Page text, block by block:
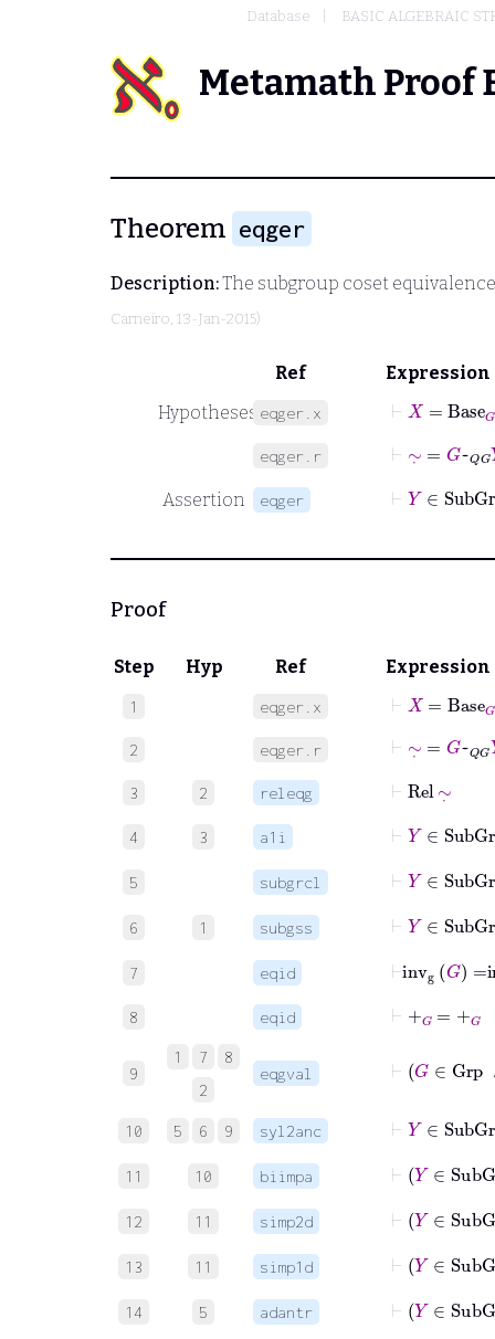
Database BASIC ALGEBRAIC
Metamath Proof
Theorem eqger
Description:The subgroup coset
Carneiro, 13-Jan-2015)
Ref
Expression
Hypotheses eqger.x
⊢X Base
eqger.r
⊢ G~ QG
Assertion eqger
⊢ Y∈
Proof
Step Hyp Ref Expression
1 eqger.x
⊢X Base
2 eqger.r
⊢ G~ QG
3 2 releqg
⊢ Rel
4 3 a1i
⊢ ∈
5 subgrcl
Y∈
6 1 subgss
Y ∈
7 eqid
invgG
8 eqid
9
1 7
8
2
eqgval
10 5 6 9 syl2anc
11 10 biimpa
12 11 simp2d
⊢Y ∈
13 11 simp1d
⊢Y ∈
14 5 adantr
Y ∈